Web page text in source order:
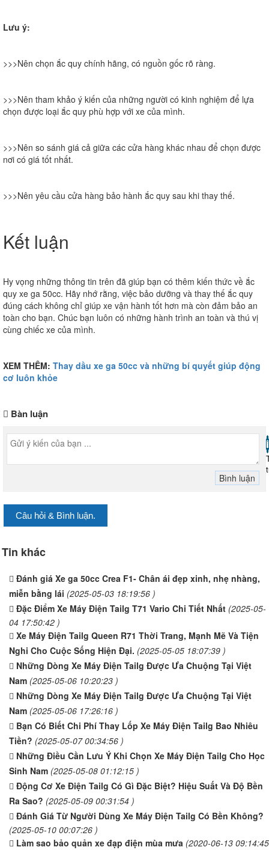
Lưu ý:
>>>Nên chọn ắc quy chính hãng, có nguồn gốc rõ ràng.
>>>Nên tham khảo ý kiến của những người có kinh nghiệm để lựa
chọn được loại ắc quy phù hợp với xe của mình.
>>>Nên so sánh giá cả giữa các cửa hàng khác nhau để chọn được
nơi có giá tốt nhất.
>>>Nên yêu cầu cửa hàng bảo hành ắc quy sau khi thay thế.
Kết luận
Hy vọng những thông tin trên đã giúp bạn có thêm kiến thức về ắc
quy xe ga 50cc. Hãy nhớ rằng, việc bảo dưỡng và thay thế ắc quy
đúng cách không chỉ giúp xe vận hành tốt hơn mà còn đảm bảo an
toàn cho bạn. Chúc bạn luôn có những hành trình an toàn và thú vị
cùng chiếc xe của mình.
XEM THÊM: Thay dầu xe ga 50cc và những bí quyết giúp động
cơ luôn khỏe
Bàn luận
Câu hỏi & Bình luận.
Tin khác
Đánh giá Xe ga 50cc Crea F1- Chân ái đẹp xinh, nhẹ nhàng,
miễn bằng lái (2025-05-03 18:19:56 )
Đặc Điểm Xe Máy Điện Tailg T71 Vario Chi Tiết Nhất (2025-05-
04 17:50:42 )
Xe Máy Điện Tailg Queen R71 Thời Trang, Mạnh Mẽ Và Tiện
Nghi Cho Cuộc Sống Hiện Đại. (2025-05-05 18:07:39 )
Những Dòng Xe Máy Điện Tailg Được Ưa Chuộng Tại Việt
Nam (2025-05-06 10:20:23 )
Những Dòng Xe Máy Điện Tailg Được Ưa Chuộng Tại Việt
Nam (2025-05-06 17:26:16 )
Bạn Có Biết Chi Phí Thay Lốp Xe Máy Điện Tailg Bao Nhiêu
Tiền? (2025-05-07 00:34:56 )
Những Điều Cần Lưu Ý Khi Chọn Xe Máy Điện Tailg Cho Học
Sinh Nam (2025-05-08 01:12:15 )
Động Cơ Xe Điện Tailg Có Gì Đặc Biệt? Hiệu Suất Và Độ Bền
Ra Sao? (2025-05-09 00:31:54 )
Đánh Giá Từ Người Dùng Xe Máy Điện Tailg Có Bền Không?
(2025-05-10 00:07:26 )
Làm sao bảo quản xe đạp điện mùa mưa (2020-06-13 09:14:45